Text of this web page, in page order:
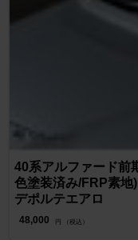
40系アルファード前
色塗装済み/FRP素地
デポルテエアロ
48,000 円 （税込）